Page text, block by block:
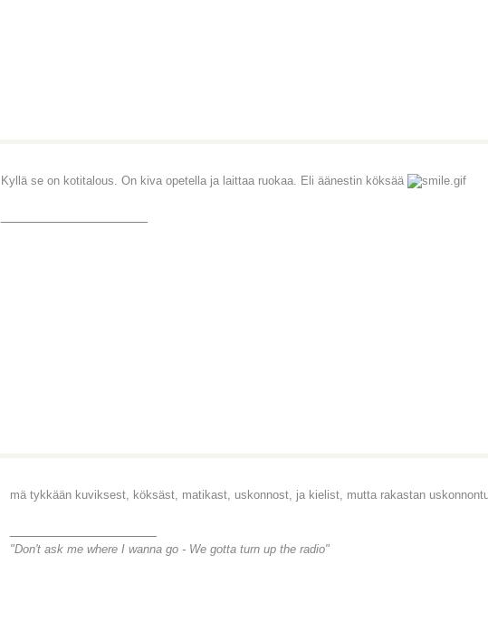
Kyllä se on kotitalous. On kiva opetella ja laittaa ruokaa. Eli äänestin köksää
mä tykkään kuviksest, köksäst, matikast, uskonnost, ja kielist, mutta rakastan
"Don't ask me where I wanna go - We gotta turn up the radio"